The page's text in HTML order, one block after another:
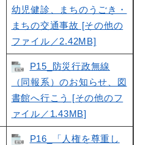
幼児健診、まちのうごき・
まちの交通事故 [その他の
ファイル／2.42MB]
P15_防災行政無線
（同報系）のお知らせ、図
書館へ行こう [その他のフ
ァイル／1.43MB]
P16_「人権を尊重し